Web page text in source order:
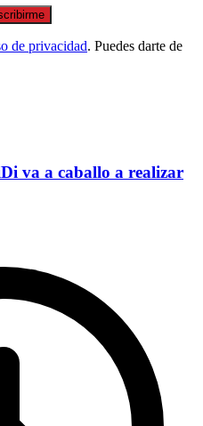
de privacidad. Puedes darte de
va a caballo a realizar